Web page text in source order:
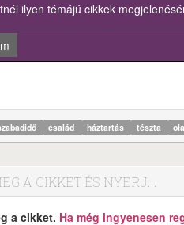
ilyen témájú cikkek
család háztartás tészta
A CIKKET ÉS NYERJ...
a cikket. Ha még ingyenesen